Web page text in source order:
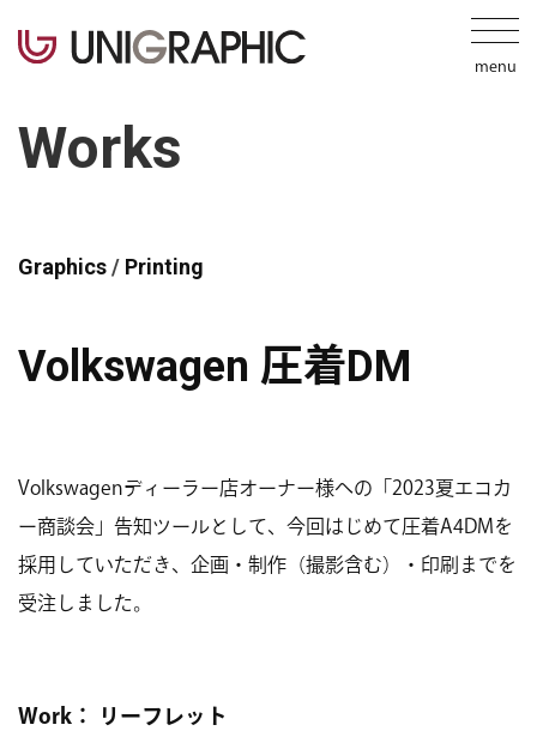
Works
Graphics/ Printing
Volkswagen 圧着DM
Volkswagenディーラー店オーナー様への「2023夏エコカ
ー商談会」告知ツールとして、今回はじめて圧着A4DMを
採用していただき、企画・制作（撮影含む）・印刷までを
受注しました。
Work： リーフレット